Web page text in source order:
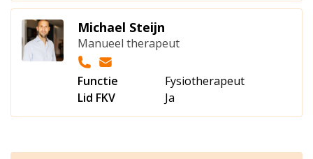
Michael Steijn
Manueel therapeut
Functie
Fysiotherapeut
Lid FKV
Ja